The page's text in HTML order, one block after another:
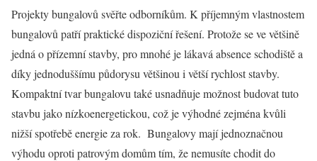
Projekty bungalovů svěřte odborníkům. K příjemným vlastnostem
bungalovů patří praktické dispoziční řešení. Protože se ve většině
jedná o přízemní stavby, pro mnohé je lákavá absence schodiště a
díky jednoduššímu půdorysu většinou i větší rychlost stavby.
Kompaktní tvar bungalovu také usnadňuje možnost budovat tuto
stavbu jako nízkoenergetickou, což je výhodné zejména kvůli
nižší spotřebě energie za rok. Bungalovy mají jednoznačnou
výhodu oproti patrovým domům tím, že nemusíte chodit do